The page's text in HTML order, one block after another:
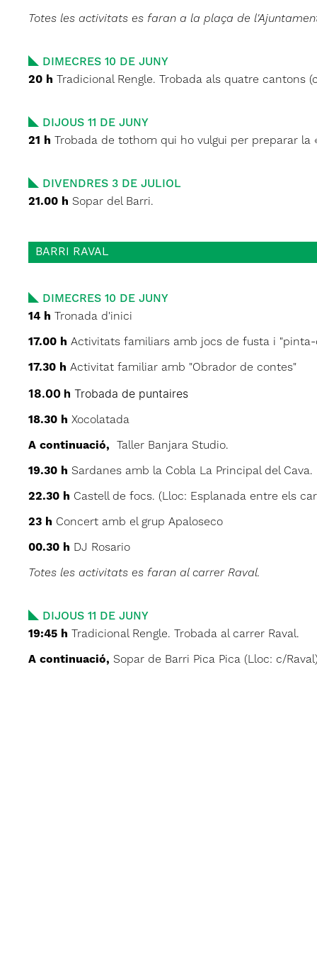
Totes les activitats es faran a la plaça de
DIMECRES 10 DE JUNY
20 h Tradicional Rengle. Trobada als quatre cantons
DIJOUS 11 DE JUNY
21 h Trobada de tothom qui ho vulgui per preparar la
DIVENDRES 3 DE JULIOL
21.00 h Sopar del Barri.
BARRI RAVAL
DIMECRES 10 DE JUNY
14 h Tronada d'inici
17.00 h Activitats familiars amb jocs de fusta i "pinta-
17.30 h Activitat familiar amb "Obrador de contes"
18.00 h Trobada de puntaires
18.30 h Xocolatada
A continuació, Taller Banjara Studio.
19.30 h Sardanes amb la Cobla La Principal del Cava.
22.30 h Castell de focs. (Lloc: Esplanada entre els
23 h Concert amb el grup Apaloseco
00.30 h DJ Rosario
Totes les activitats es faran al carrer Raval.
DIJOUS 11 DE JUNY
19:45 h Tradicional Rengle. Trobada al carrer Raval.
A continuació, Sopar de Barri Pica Pica (Lloc: c/